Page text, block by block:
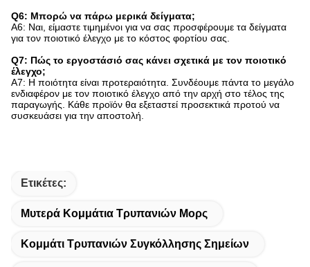
Q6: Μπορώ να πάρω μερικά δείγματα;
A6: Ναι, είμαστε τιμημένοι για να σας προσφέρουμε τα δείγματα
για τον ποιοτικό έλεγχο με το κόστος φορτίου σας.
Q7: Πώς το εργοστάσιό σας κάνει σχετικά με τον ποιοτικό
έλεγχο;
A7: Η ποιότητα είναι προτεραιότητα. Συνδέουμε πάντα το μεγάλο
ενδιαφέρον με τον ποιοτικό έλεγχο από την αρχή στο τέλος της
παραγωγής. Κάθε προϊόν θα εξεταστεί προσεκτικά προτού να
συσκευάσει για την αποστολή.
Ετικέτες:
Μυτερά Κομμάτια Τρυπανιών Μορς
Κομμάτι Τρυπανιών Συγκόλλησης Σημείων